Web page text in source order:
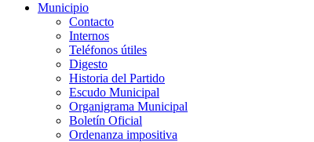
Municipio
Contacto
Internos
Teléfonos útiles
Digesto
Historia del Partido
Escudo Municipal
Organigrama Municipal
Boletín Oficial
Ordenanza impositiva